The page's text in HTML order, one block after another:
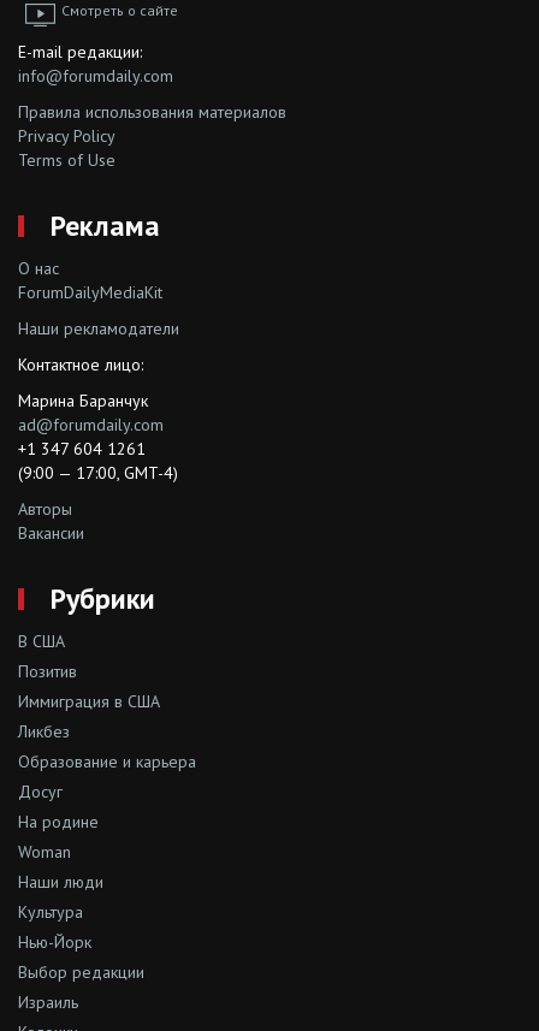
Смотреть о сайте
E-mail редакции:
info@forumdaily.com
Правила использования материалов
Privacy Policy
Terms of Use
Реклама
О нас
ForumDailyMediaKit
Наши рекламодатели
Контактное лицо:
Марина Баранчук
ad@forumdaily.com
+1 347 604 1261
(9:00 — 17:00, GMT-4)
Авторы
Вакансии
Рубрики
В США
Позитив
Иммиграция в США
Ликбез
Образование и карьера
Досуг
На родине
Woman
Наши люди
Культура
Нью-Йорк
Выбор редакции
Израиль